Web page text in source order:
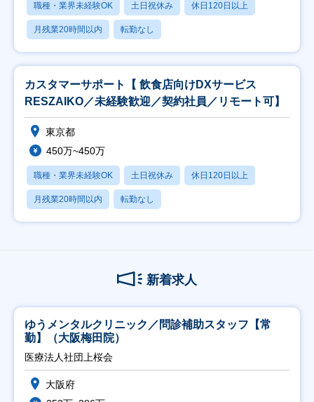
職種・業界未経験OK 土日祝休み 休日120日以上
月残業20時間以内 転勤なし
カスタマーサポート【 飲食店向けDXサービス
RESZAIKO／未経験歓迎／契約社員／リモート可】
東京都
450万~450万
職種・業界未経験OK 土日祝休み 休日120日以上
月残業20時間以内 転勤なし
新着求人
ゆうメンタルクリニック／問診補助スタッフ【常
勤】（大阪梅田院）
医療法人社団上桜会
大阪府